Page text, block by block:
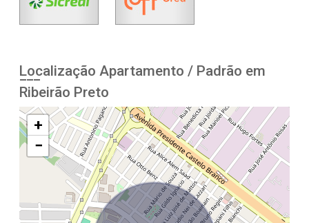
Localização Apartamento / Padrão em
Ribeirão Preto
+
−